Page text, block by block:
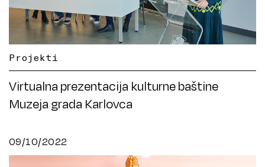
Projekti
Virtualna prezentacija kulturne baštine
Muzeja grada Karlovca
09/10/2022